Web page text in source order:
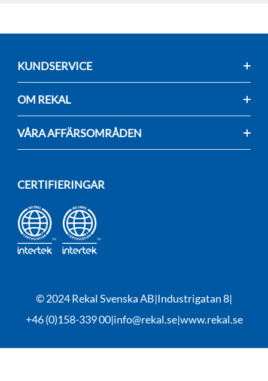
KUNDSERVICE
OM REKAL
VÅRA AFFÄRSOMRÅDEN
CERTIFIERINGAR
© 2024 Rekal Svenska AB Industrigatan 8
+46 (0)158-339 00 info@rekal.se www.rekal.se